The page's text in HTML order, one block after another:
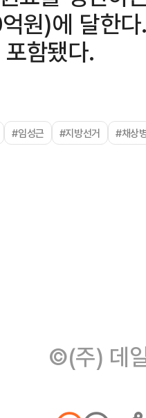
원)에 달한
함됐다.
#임성근 #지방선거
#채상
©(주) 데